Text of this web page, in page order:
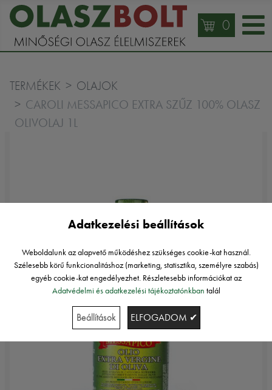
0
TERMÉKEK OLAJOK
CAROLI MESSAPICO EXTRA SZŰZ 100% OLASZ
OLIVOLAJ 1L
Adatkezelési beállítások
Weboldalunk az alapvető működéshez szükséges cookie-kat használ.
Szélesebb körű funkcionalitáshoz (marketing, statisztika, személyre szabás)
egyéb cookie-kat engedélyezhet. Részletesebb információkat az
Adatvédelmi és adatkezelési tájékoztatónkban talál
Beállítások ELFOGADOM ✔